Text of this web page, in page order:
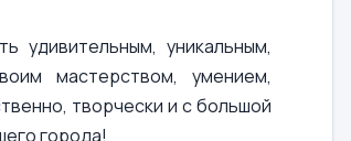
удивительным, уникальным,
мастерством, умением,
творчески и с большой
города!